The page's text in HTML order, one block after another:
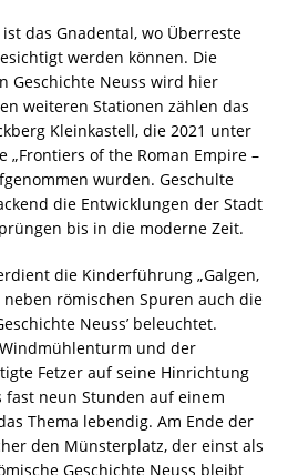
das Gnadental, wo Überreste
werden können. Die
Geschichte Neuss wird hier
weiteren Stationen zählen das
Kleinkastell, die 2021 unter
„Frontiers of the Roman Empire –
wurden. Geschulte
die Entwicklungen der Stadt
bis in die moderne Zeit.
die Kinderführung „Galgen,
neben römischen Spuren auch die
Neuss’ beleuchtet.
und der
Fetzer auf seine Hinrichtung
fast neun Stunden auf einem
Thema lebendig. Am Ende der
den Münsterplatz, der einst als
Geschichte Neuss bleibt